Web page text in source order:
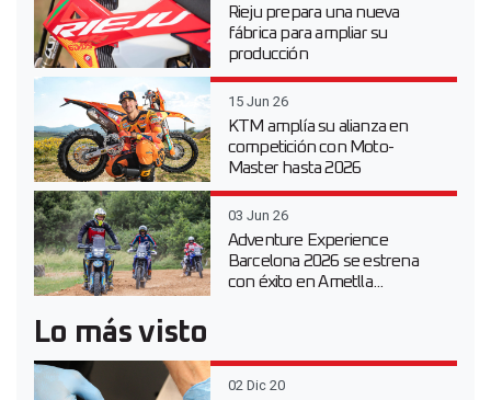
Rieju prepara una nueva
fábrica para ampliar su
producción
15 Jun 26
KTM amplía su alianza en
competición con Moto-
Master hasta 2026
03 Jun 26
Adventure Experience
Barcelona 2026 se estrena
con éxito en Ametlla...
Lo más visto
02 Dic 20